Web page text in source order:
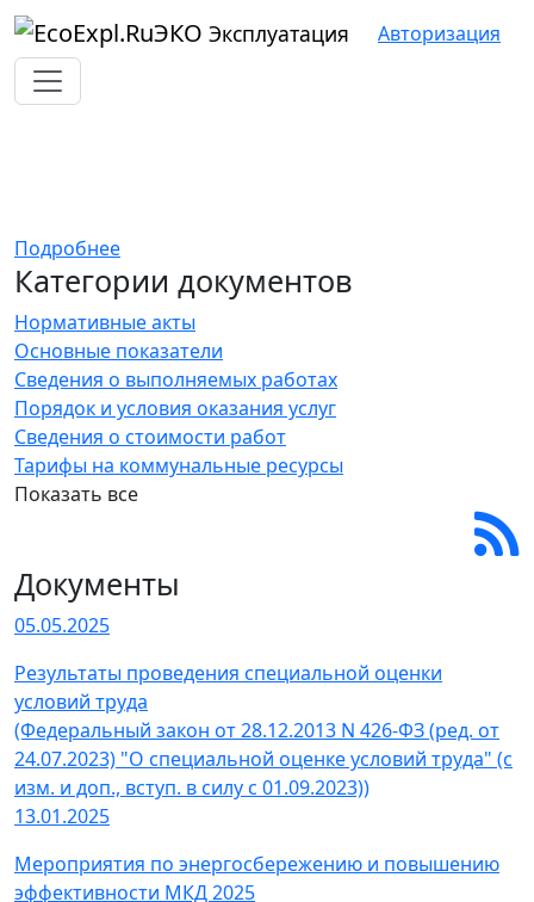
ЭКО Эксплуатация Авторизация
Подробнее
Категории документов
Нормативные акты
Основные показатели
Сведения о выполняемых работах
Порядок и условия оказания услуг
Сведения о стоимости работ
Тарифы на коммунальные ресурсы
Показать все
Документы
05.05.2025
Результаты проведения специальной оценки
условий труда
(Федеральный закон от 28.12.2013 N 426-ФЗ (ред. от
24.07.2023) "О специальной оценке условий труда" (с
изм. и доп., вступ. в силу с 01.09.2023))
13.01.2025
Мероприятия по энергосбережению и повышению
эффективности МКД 2025